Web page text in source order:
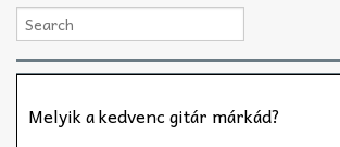
Melyik a kedvenc gitár márkád?